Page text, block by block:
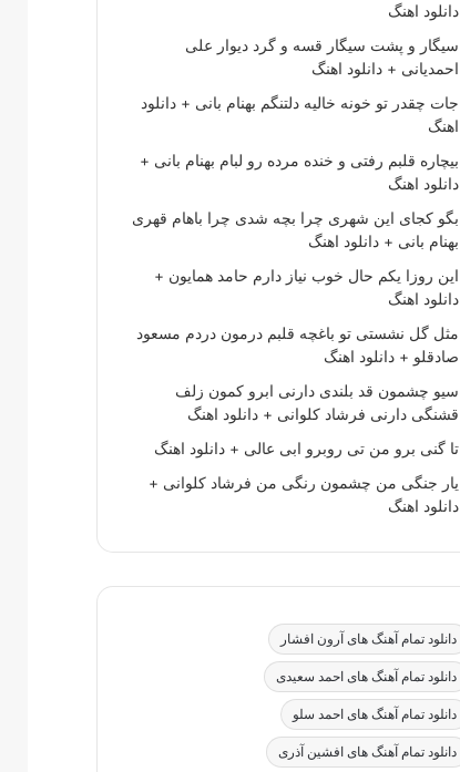
دانلود اهنگ
سیگار و پشت سیگار قسه و گرد دیوار علی
احمدیانی + دانلود اهنگ
جات چقدر تو خونه خالیه دلتنگم بهنام بانی + دانلود
اهنگ
بیچاره قلبم رفتی و خنده مرده رو لبام بهنام بانی +
دانلود اهنگ
بگو کجای این شهری چرا بچه شدی چرا باهام قهری
بهنام بانی + دانلود اهنگ
این روزا یکم حال خوب نیاز دارم حامد همایون +
دانلود اهنگ
مثل گل نشستی تو باغچه قلبم درمون دردم مسعود
صادقلو + دانلود اهنگ
سیو چشمون قد بلندی دارنی ابرو کمون زلف
قشنگی دارنی فرشاد کلوانی + دانلود اهنگ
تا گنی برو من تی روبرو ابی عالی + دانلود اهنگ
یار جنگی من چشمون رنگی من فرشاد کلوانی +
دانلود اهنگ
دانلود تمام آهنگ های آرون افشار
دانلود تمام آهنگ های احمد سعیدی
دانلود تمام آهنگ های احمد سلو
دانلود تمام آهنگ های افشین آذری